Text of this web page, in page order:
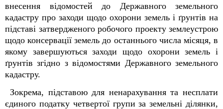
внесення відомостей до Державного земельного
кадастру про заходи щодо охорони земель і ґрунтів на
підставі затвердженого робочого проекту землеустрою
щодо консервації земель до останнього числа місяця, в
якому завершуються заходи щодо охорони земель і
ґрунтів згідно з відомостями Державного земельного
кадастру.
Зокрема, підставою для ненарахування та несплати
єдиного податку четвертої групи за земельні ділянки,